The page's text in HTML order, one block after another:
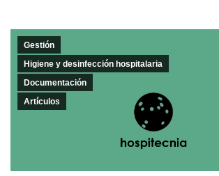
Gestión
Higiene y desinfección hospitalaria
Documentación
Artículos